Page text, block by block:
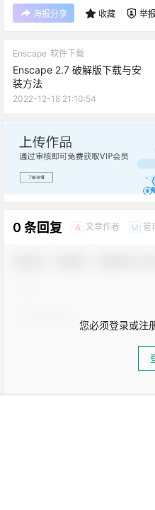
海报分享 收藏 举报
Enscape 软件下载
Enscape 2.7 破解版下载与安
装方法
2022-12-18 21:10:54
广告
0 条回复 A 文章作者 M 管
您必须登录或注